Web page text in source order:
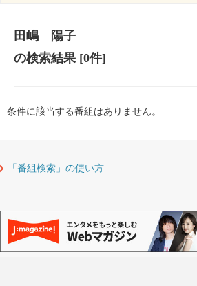
田嶋 陽子
の検索結果[0件]
条件に該当する番組はありません。
「番組検索」の使い方